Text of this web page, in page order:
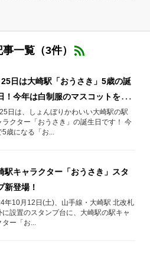
一覧（3件）
日は大崎駅「おうさき」5歳の誕
！今年は白制服のマスコットを数
定で発売！
日は、しょんぼりかわいい大崎駅の駅
ラクター「おうさき」の誕生日です！ 今
5歳になる「お...
駅キャラクター「おうさき」スタ
新登場！
年10月12日(土)、山手線・大崎駅 北改札
に設置のスタンプ台に、大崎駅の駅キャ
ター「お...